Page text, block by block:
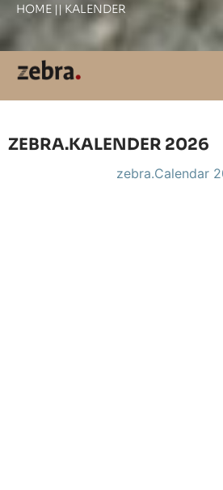
HOME ||KALENDER
ZEBRA.KALENDER 2026
zebra.Calendar